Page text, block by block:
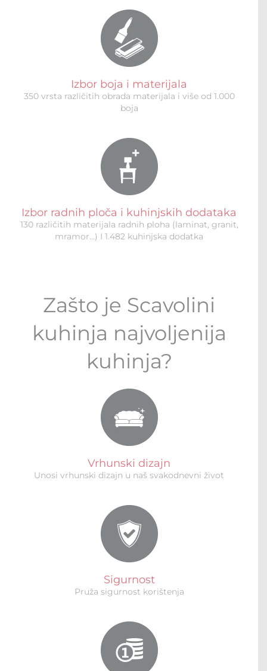
Izbor boja i materijala
350 vrsta različitih obrada materijala i više od 1.000
boja
Izbor radnih ploča i kuhinjskih dodataka
130 različitih materijala radnih ploha (laminat, granit,
mramor…) I 1.482 kuhinjska dodatka
Zašto je Scavolini
kuhinja najvoljenija
kuhinja?
Vrhunski dizajn
Unosi vrhunski dizajn u naš svakodnevni život
Sigurnost
Pruža sigurnost korištenja